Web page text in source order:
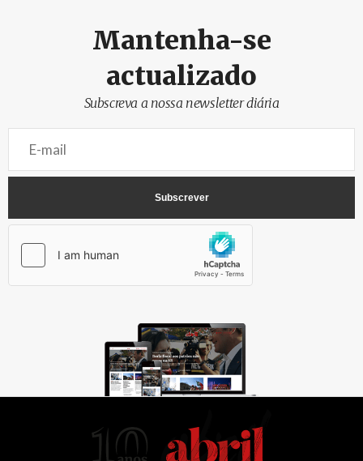
Mantenha-se
actualizado
Subscreva a nossa newsletter diária